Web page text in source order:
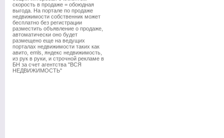
скорость в продаже = обоюдная
выгода. На портале по продаже
недвижимости собственник может
бесплатно без регистрации
разместить объявление о продаже,
автоматически оно будет
размещено еще на ведущих
порталах недвижимости таких как
авито, emls, яндекс недвижимость,
из рук в руки, и строчной рекламе в
БН за счет агентства "ВСЯ
НЕДВИЖИМОСТЬ"